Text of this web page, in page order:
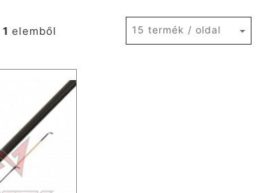
1 elemből 15 termék / oldal